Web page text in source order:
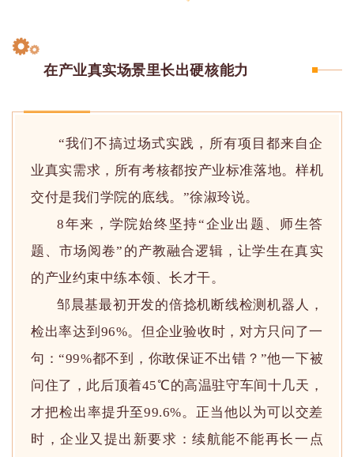
在产业真实场景里长出硬核能力
“我们不搞过场式实践，所有项目都来自企
业真实需求，所有考核都按产业标准落地。样机
交付是我们学院的底线。”徐淑玲说。
8年来，学院始终坚持“企业出题、师生答
题、市场阅卷”的产教融合逻辑，让学生在真实
的产业约束中练本领、长才干。
邹晨基最初开发的倍捻机断线检测机器人，
检出率达到96%。但企业验收时，对方只问了一
句：“99%都不到，你敢保证不出错？”他一下被
问住了，此后顶着45℃的高温驻守车间十几天，
才把检出率提升至99.6%。正当他以为可以交差
时，企业又提出新要求：续航能不能再长一点